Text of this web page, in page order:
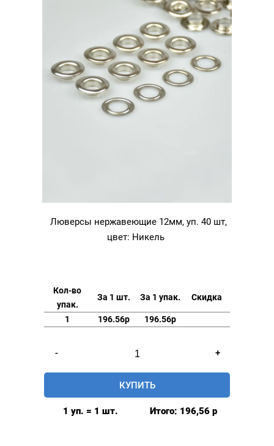
Люверсы нержавеющие 12мм, уп. 40 шт,
цвет: Никель
Кол-во
упак.
За 1 шт. За 1 упак. Скидка
1 196.56р 196.56р
-
Люверсы
нержавеющие
+
КУПИТЬ
1 уп. = 1 шт. Итого: 196,56 р